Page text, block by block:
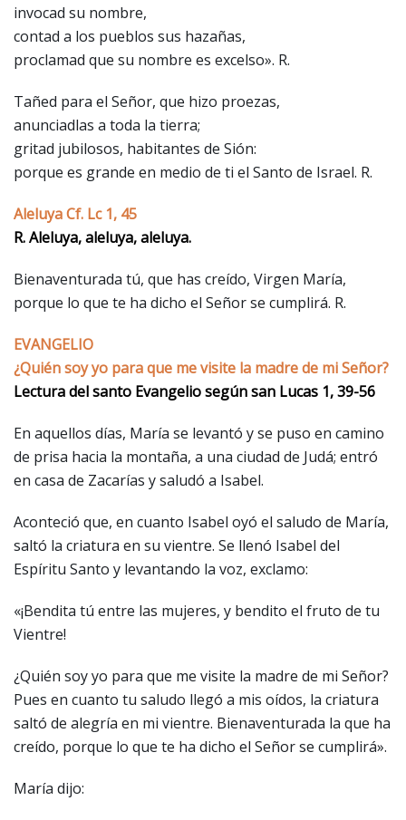
invocad su nombre,
contad a los pueblos sus hazañas,
proclamad que su nombre es excelso». R.
Tañed para el Señor, que hizo proezas,
anunciadlas a toda la tierra;
gritad jubilosos, habitantes de Sión:
porque es grande en medio de ti el Santo de Israel. R.
Aleluya Cf. Lc 1, 45
R. Aleluya, aleluya, aleluya.
Bienaventurada tú, que has creído, Virgen María,
porque lo que te ha dicho el Señor se cumplirá. R.
EVANGELIO
¿Quién soy yo para que me visite la madre de mi Señor?
Lectura del santo Evangelio según san Lucas 1, 39-56
En aquellos días, María se levantó y se puso en camino
de prisa hacia la montaña, a una ciudad de Judá; entró
en casa de Zacarías y saludó a Isabel.
Aconteció que, en cuanto Isabel oyó el saludo de María,
saltó la criatura en su vientre. Se llenó Isabel del
Espíritu Santo y levantando la voz, exclamo:
«¡Bendita tú entre las mujeres, y bendito el fruto de tu
Vientre!
¿Quién soy yo para que me visite la madre de mi Señor?
Pues en cuanto tu saludo llegó a mis oídos, la criatura
saltó de alegría en mi vientre. Bienaventurada la que ha
creído, porque lo que te ha dicho el Señor se cumplirá».
María dijo: